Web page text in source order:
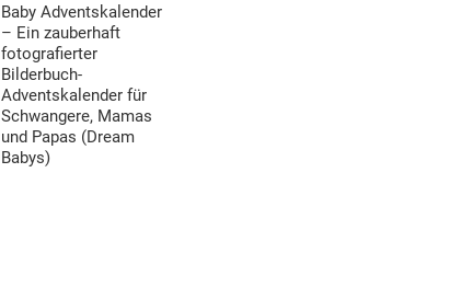
Baby Adventskalender
– Ein zauberhaft
fotografierter
Bilderbuch-
Adventskalender für
Schwangere, Mamas
und Papas (Dream
Babys)